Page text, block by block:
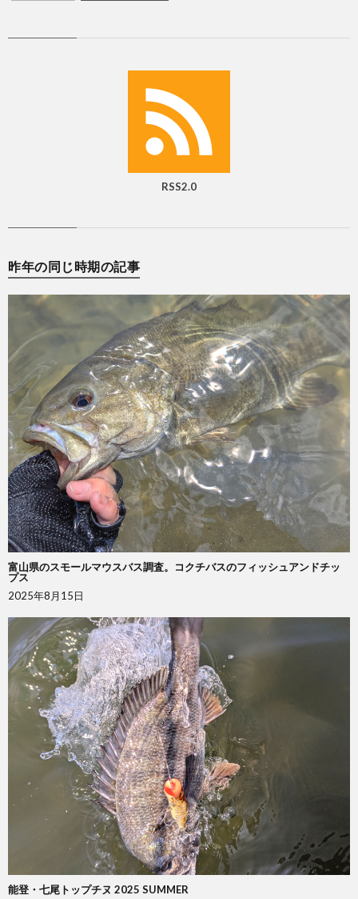
RSS2.0
昨年の同じ時期の記事
富山県のスモールマウスバス調査。コクチバスのフィッシュアンドチッ
プス
2025年8月15日
能登・七尾トップチヌ 2025 SUMMER